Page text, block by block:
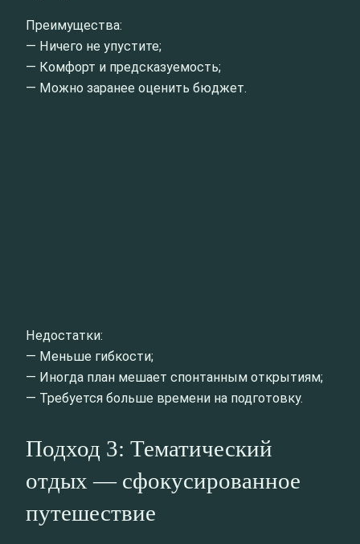
Преимущества:
— Ничего не упустите;
— Комфорт и предсказуемость;
— Можно заранее оценить бюджет.
Недостатки:
— Меньше гибкости;
— Иногда план мешает спонтанным открытиям;
— Требуется больше времени на подготовку.
Подход 3: Тематический
отдых — сфокусированное
путешествие